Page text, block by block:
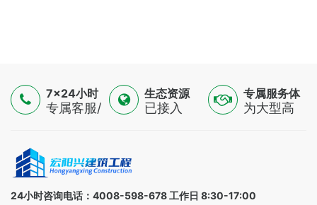
7×24小时
服务
专属客服/
三线支持
生态资源
已接入
专属服务体
验
为大型高
24小时咨询电话：4008-598-678 工作日 8:30-17:00